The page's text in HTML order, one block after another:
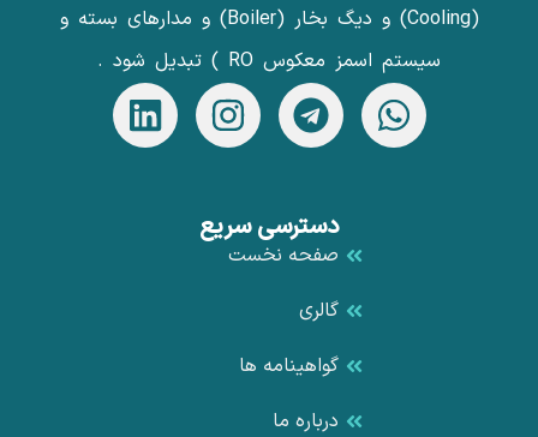
(Cooling) و دیگ بخار (Boiler) و مدارهای بسته و
سیستم اسمز معکوس RO ) تبدیل شود .
دسترسی سریع
صفحه نخست
گالری
گواهینامه ها
درباره ما